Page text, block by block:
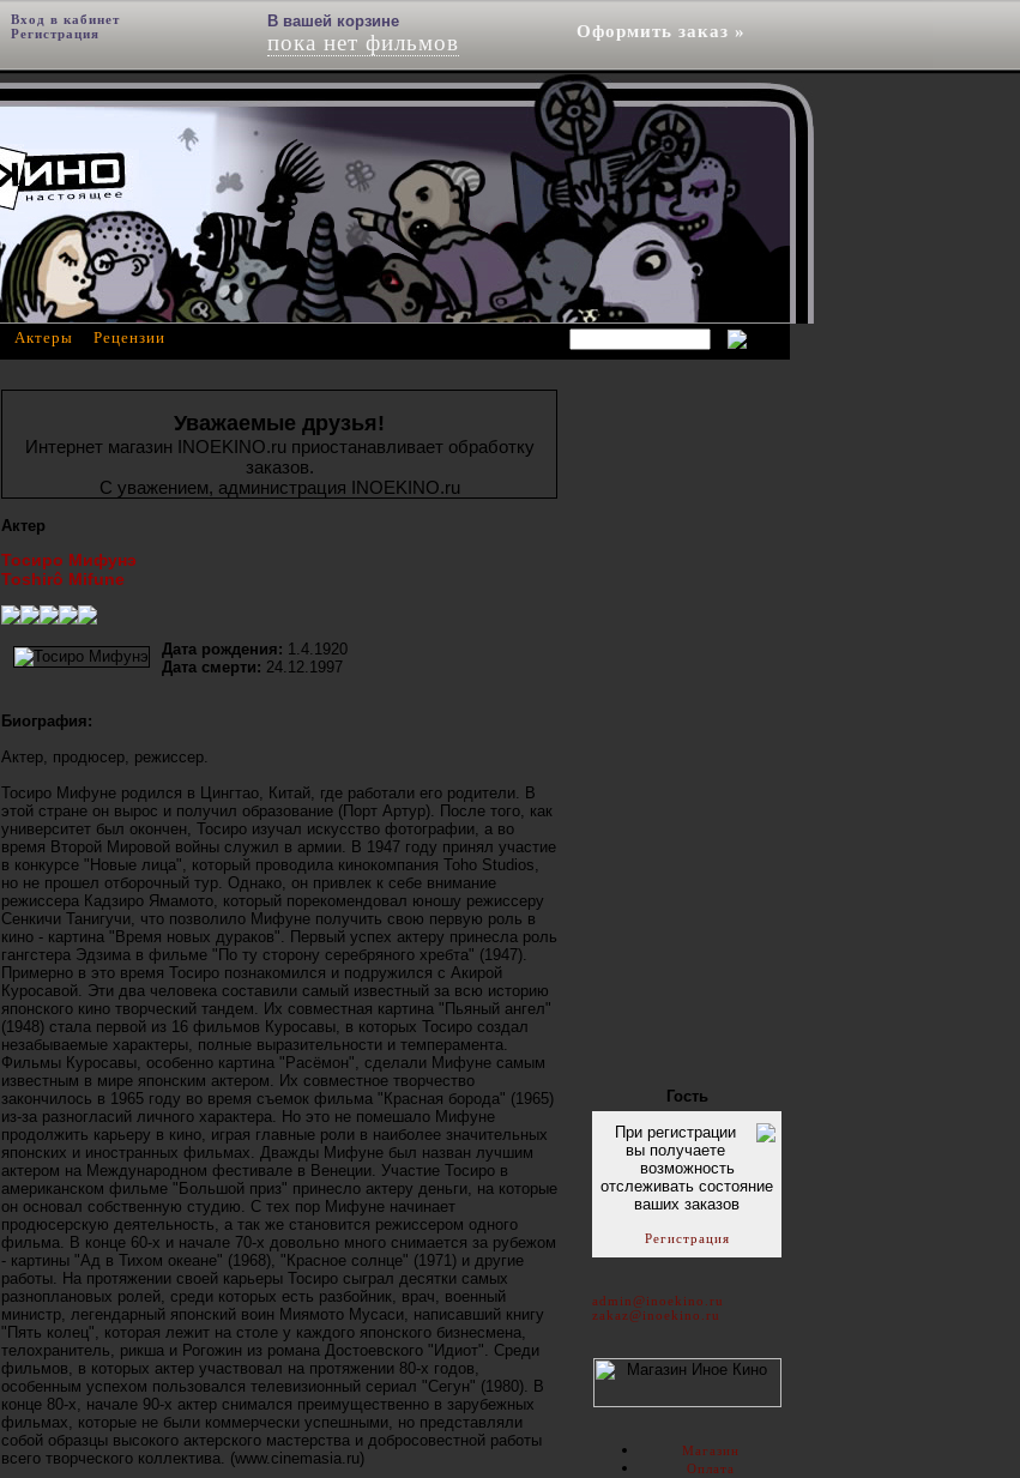
Уважаемые друзья!
Интернет магазин INOEKINO.ru приостанавливает обработку
заказов.
С уважением, администрация INOEKINO.ru
Актер
Тосиро Мифунэ
Toshirô Mifune
Дата рождения: 1.4.1920
Дата смерти: 24.12.1997
Биография:
Актер, продюсер, режиссер.
Тосиро Мифуне родился в Цингтао, Китай, где работали его родители. В
этой стране он вырос и получил образование (Порт Артур). После того, как
университет был окончен, Тосиро изучал искусство фотографии, а во
время Второй Мировой войны служил в армии. В 1947 году принял участие
в конкурсе "Новые лица", который проводила кинокомпания Toho Studios,
но не прошел отборочный тур. Однако, он привлек к себе внимание
режиссера Кадзиро Ямамото, который порекомендовал юношу режиссеру
Сенкичи Танигучи, что позволило Мифуне получить свою первую роль в
кино - картина "Время новых дураков". Первый успех актеру принесла роль
гангстера Эдзима в фильме "По ту сторону серебряного хребта" (1947).
Примерно в это время Тосиро познакомился и подружился с Акирой
Куросавой. Эти два человека составили самый известный за всю историю
японского кино творческий тандем. Их совместная картина "Пьяный ангел"
(1948) стала первой из 16 фильмов Куросавы, в которых Тосиро создал
незабываемые характеры, полные выразительности и темперамента.
Фильмы Куросавы, особенно картина "Расёмон", сделали Мифуне самым
известным в мире японским актером. Их совместное творчество
закончилось в 1965 году во время съемок фильма "Красная борода" (1965)
из-за разногласий личного характера. Но это не помешало Мифуне
продолжить карьеру в кино, играя главные роли в наиболее значительных
японских и иностранных фильмах. Дважды Мифуне был назван лучшим
актером на Международном фестивале в Венеции. Участие Тосиро в
американском фильме "Большой приз" принесло актеру деньги, на которые
он основал собственную студию. С тех пор Мифуне начинает
продюсерскую деятельность, а так же становится режиссером одного
фильма. В конце 60-х и начале 70-х довольно много снимается за рубежом
- картины "Ад в Тихом океане" (1968), "Красное солнце" (1971) и другие
работы. На протяжении своей карьеры Тосиро сыграл десятки самых
разноплановых ролей, среди которых есть разбойник, врач, военный
министр, легендарный японский воин Миямото Мусаси, написавший книгу
"Пять колец", которая лежит на столе у каждого японского бизнесмена,
телохранитель, рикша и Рогожин из романа Достоевского "Идиот". Среди
фильмов, в которых актер участвовал на протяжении 80-х годов,
особенным успехом пользовался телевизионный сериал "Сегун" (1980). В
конце 80-х, начале 90-х актер снимался преимущественно в зарубежных
фильмах, которые не были коммерчески успешными, но представляли
собой образцы высокого актерского мастерства и добросовестной работы
всего творческого коллектива. (www.cinemasia.ru)
Гость
При регистрации
вы получаете
возможность
отслеживать состояние
ваших заказов
Регистрация
admin@inoekino.ru
zakaz@inoekino.ru
Магазин
Оплата
Актеры Рецензии
Фильм добавлен в корзину
Вход в кабинет
Регистрация
В вашей корзине
пока нет фильмов Оформить заказ »